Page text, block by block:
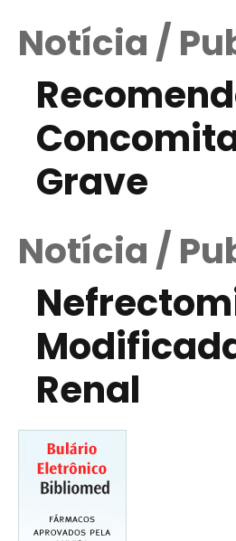
Notícia /
Grave
Notícia /
Renal